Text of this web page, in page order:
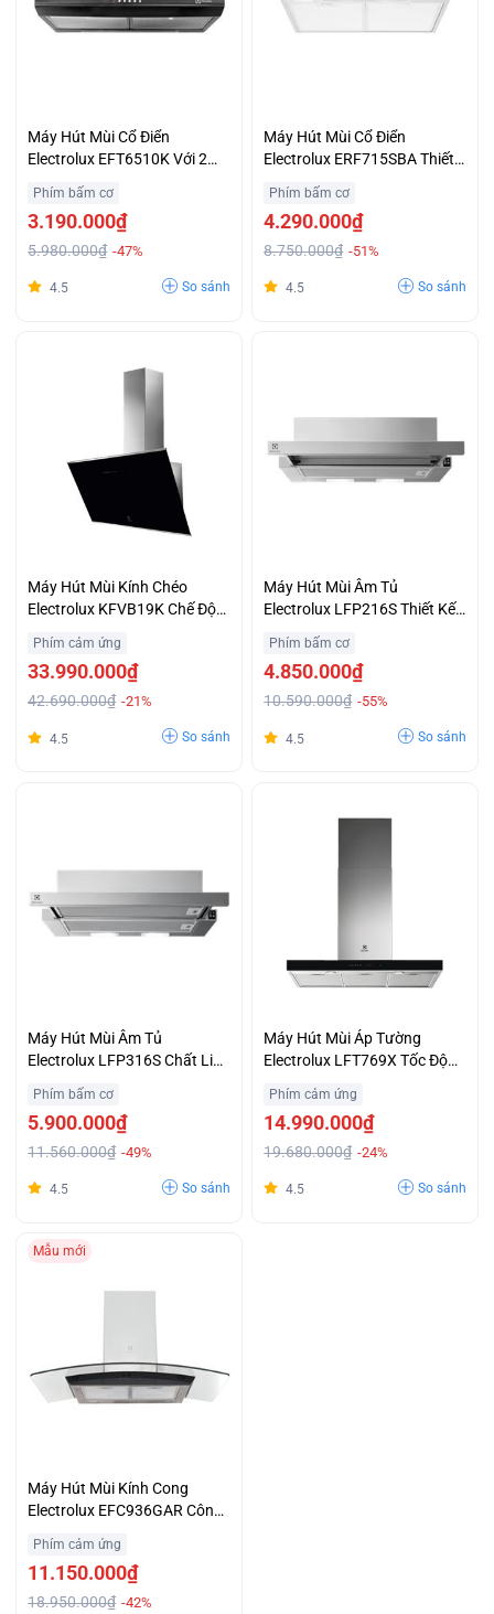
Máy Hút Mùi Cổ Điển
Electrolux EFT6510K Với 2
Tuần Hoàn Giá Rẻ
Phím bấm cơ
3.190.000₫
5.980.000₫ -47%
4.5 So sánh
Máy Hút Mùi Cổ Điển
Electrolux ERF715SBA Thiết
Phím bấm cơ
4.290.000₫
8.750.000₫ -51%
4.5 So sánh
Máy Hút Mùi Kính Chéo
Electrolux KFVB19K Chế Độ
Trả Góp 0%
Phím cảm ứng
33.990.000₫
42.690.000₫ -21%
4.5 So sánh
Máy Hút Mùi Âm Tủ
Electrolux LFP216S Thiết Kế
Âm Tủ Sang Trọng Giá Tốt
Phím bấm cơ
4.850.000₫
10.590.000₫ -55%
4.5 So sánh
Máy Hút Mùi Âm Tủ
Electrolux LFP316S Chất Liệu
Đãi
Phím bấm cơ
5.900.000₫
11.560.000₫ -49%
4.5 So sánh
Máy Hút Mùi Áp Tường
Electrolux LFT769X Tốc Độ
Phím cảm ứng
14.990.000₫
19.680.000₫ -24%
4.5 So sánh
Mẫu mới
Máy Hút Mùi Kính Cong
Electrolux EFC936GAR Công
Góp 0%
Phím cảm ứng
11.150.000₫
18.950.000₫ -42%